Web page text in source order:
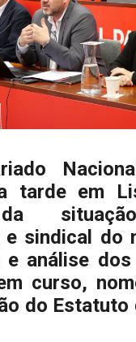
tarde em
e sindical do
e análise
curso,
do Estatuto